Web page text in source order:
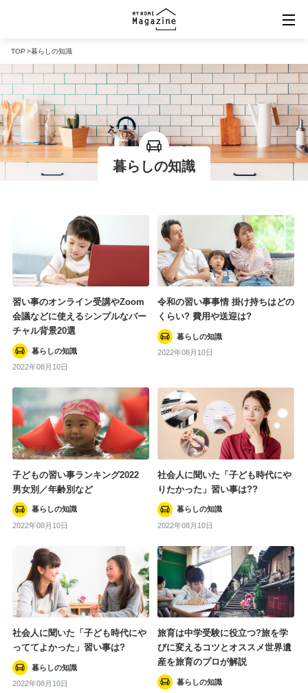
規格住宅ポータル「マイホームマーケット」
バーチャル住宅展示場「VRタウン」
「MY HOME MARKET」楽天市場店
新築一戸建てのこと
住まいの知識
暮らしの知識
#一戸建て #斎藤若菜 #新築
#マイホーム
#注文住宅
#子ども
#規格住宅
#新築一戸建て
#藤山哲人 #家電
タグ一覧を見る
TOP 暮らしの知識
暮らしの知識
習い事のオンライン受講やZoom
会議などに使えるシンプルなバー
チャル背景20選
暮らしの知識
2022年08月10日
令和の習い事事情 掛け持ちはどの
くらい? 費用や送迎は?
暮らしの知識
2022年08月10日
子どもの習い事ランキング2022
男女別／年齢別など
暮らしの知識
2022年08月10日
社会人に聞いた「子ども時代にや
りたかった」習い事は??
暮らしの知識
2022年08月10日
社会人に聞いた「子ども時代にや
っててよかった」習い事は?
暮らしの知識
2022年08月10日
旅育は中学受験に役立つ?旅を学
びに変えるコツとオススメ世界遺
産を旅育のプロが解説
暮らしの知識